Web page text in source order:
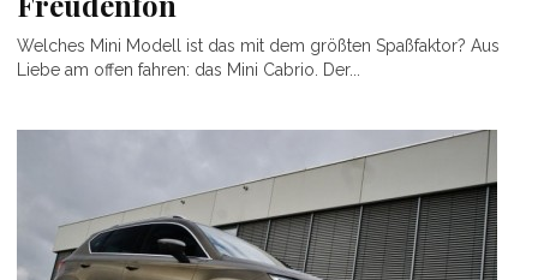
Welches Mini Modell ist das mit dem größten Spaßfaktor? Aus
Liebe am offen fahren: das Mini Cabrio. Der...